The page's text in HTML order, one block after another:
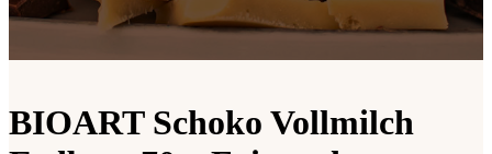
BIOART Schoko Vollmilch